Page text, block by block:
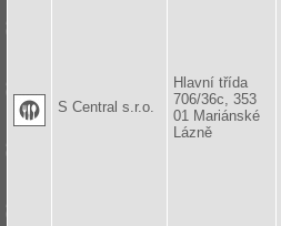
S Central s.r.o.
Hlavní třída
706/36c, 353
01 Mariánské
Lázně